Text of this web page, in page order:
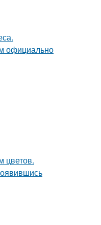
официально
цветов.